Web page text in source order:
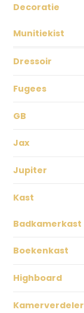
Decoratie
Munitiekist
Dressoir
Fugees
GB
Jax
Jupiter
Kast
Badkamerkast
Boekenkast
Highboard
Kamerverdeler